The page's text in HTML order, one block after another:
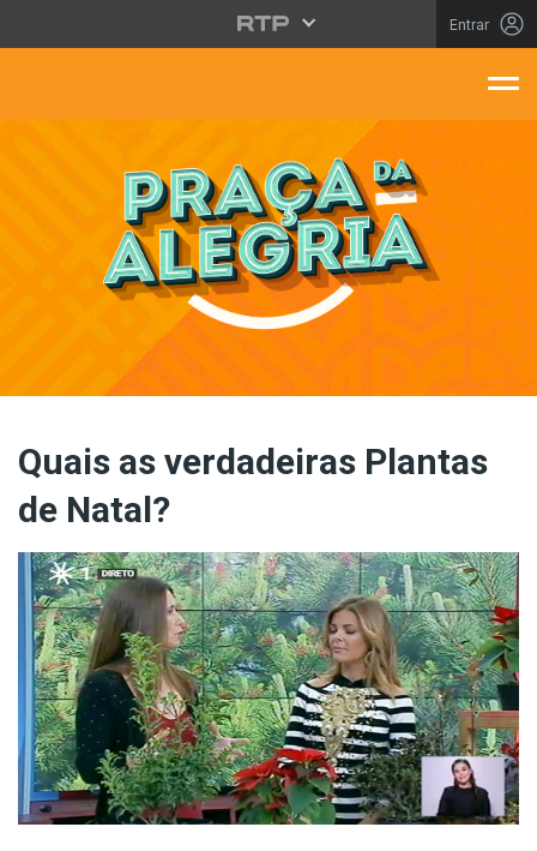
Saltar para o conteúdo principal
Entrar
Quais as verdadeiras Plantas
de Natal?